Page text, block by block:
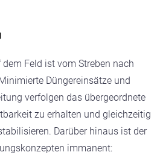
Feld ist vom Streben nach
Düngereinsätze und
verfolgen das übergeordnete
zu erhalten und gleichzeitig
Darüber hinaus ist der
immanent: